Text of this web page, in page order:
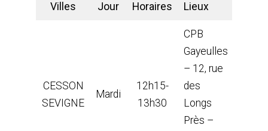
Villes Jour Horaires Lieux
CESSON
SEVIGNE
Mardi
12h15-
13h30
CPB
Gayeulles
– 12, rue
des
Longs
Près –